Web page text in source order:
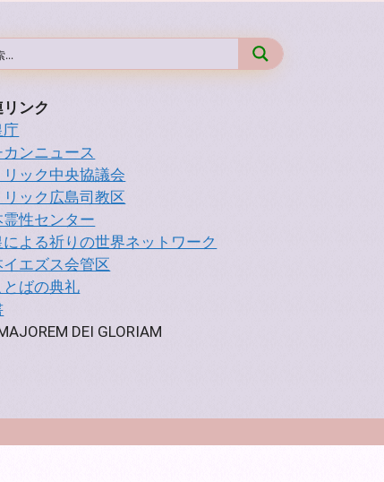
リンク
庁
ンニュース
リック中央協議会
リック広島司教区
霊性センター
による祈りの世界ネットワーク
イエズス会管区
とばの典礼
DEI GLORIAM